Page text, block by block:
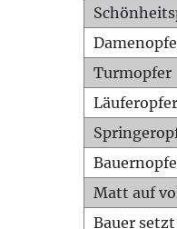
Turmopfer
Läuferopfer
Matt auf
Bauer